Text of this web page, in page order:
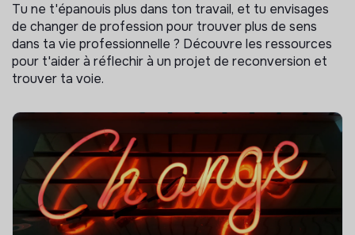
Tu ne t'épanouis plus dans ton travail, et tu envisages
de changer de profession pour trouver plus de sens
dans ta vie professionnelle ? Découvre les ressources
pour t'aider à réflechir à un projet de reconversion et
trouver ta voie.